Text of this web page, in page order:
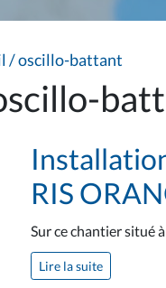
/oscillo-battant
RIS
Sur ce chantier situé
Lire la suite